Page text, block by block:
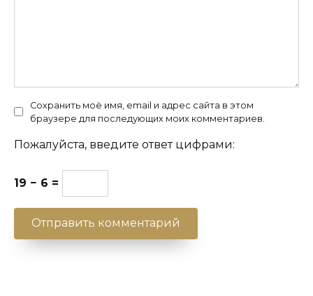
Сохранить моё имя, email и адрес сайта в этом
браузере для последующих моих комментариев.
Пожалуйста, введите ответ цифрами:
19 − 6 =